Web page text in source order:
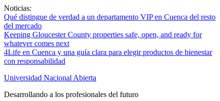
Saltar
al
contenido
Noticias:
Qué distingue de verdad a un departamento VIP en Cuenca del resto
del mercado
Keeping Gloucester County properties safe, open, and ready for
whatever comes next
4Life en Cuenca y una guía clara para elegir productos de bienestar
con responsabilidad
Universidad Nacional Abierta
Desarrollando a los profesionales del futuro